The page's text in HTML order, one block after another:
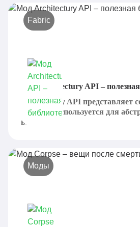
Fabric
Мод Architectury API –
Architectury API представляет
который используется для
вызова...
Моды